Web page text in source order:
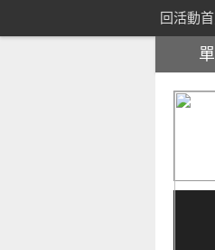
回活動